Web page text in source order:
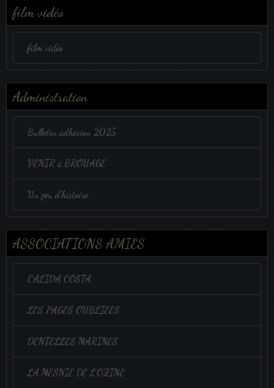
film vidéo
film vidéo
Administration
Bulletin adhésion 2025
VENIR à BROUAGE
Un peu d'histoire
ASSOCIATIONS AMIES
CALIDA COSTA
LES PAGES OUBLIEES
DENTELLES MARINES
LA MESNIE DE L'OZINE